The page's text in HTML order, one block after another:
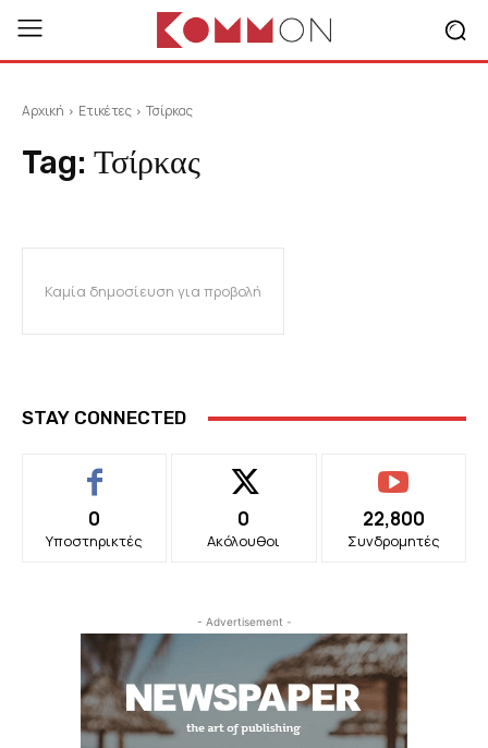
Αρχική Ετικέτες Τσίρκας
Tag: Τσίρκας
Καμία δημοσίευση για προβολή
STAY CONNECTED
0
Υποστηρικτές
0
Ακόλουθοι
22,800
Συνδρομητές
- Advertisement -